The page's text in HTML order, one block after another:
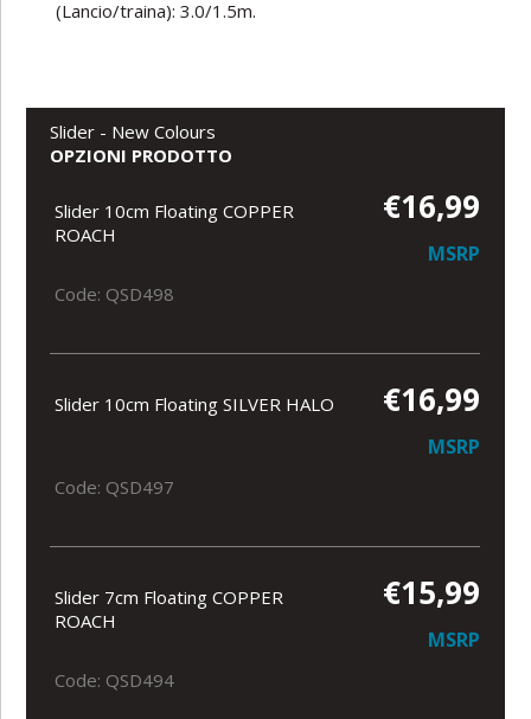
(Lancio/traina): 3.0/1.5m.
Slider - New Colours
OPZIONI PRODOTTO
Slider 10cm Floating COPPER
ROACH
€16,99
MSRP
Code: QSD498
Slider 10cm Floating SILVER HALO €16,99
MSRP
Code: QSD497
Slider 7cm Floating COPPER
ROACH
€15,99
MSRP
Code: QSD494